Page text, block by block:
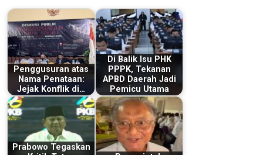
Penggusuran atas
Nama Penataan:
Jejak Konflik di…
Di Balik Isu PHK
PPPK, Tekanan
APBD Daerah Jadi
Pemicu Utama
Prabowo Tegaskan